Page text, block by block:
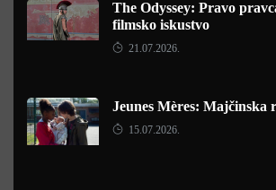
The Odyssey: Pravo
filmsko iskustvo
21.07.2026.
Jeunes Mères: Majčinska
15.07.2026.